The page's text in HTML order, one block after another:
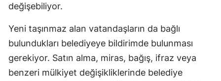
değişebiliyor.
Yeni taşınmaz alan vatandaşların da bağlı
bulundukları belediyeye bildirimde bulunması
gerekiyor. Satın alma, miras, bağış, ifraz veya
benzeri mülkiyet değişikliklerinde belediye